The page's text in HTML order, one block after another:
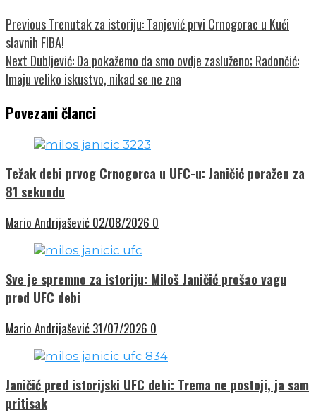
PreviousTrenutak za istoriju: Tanjević prvi Crnogorac u Kući
slavnih FIBA!
Next Dubljević: Da pokažemo da smo ovdje zasluženo; Radončić:
Imaju veliko iskustvo, nikad se ne zna
Povezani članci
Težak debi prvog Crnogorca u UFC-u: Janičić poražen za
81 sekundu
Mario Andrijašević 02/08/2026 0
Sve je spremno za istoriju: Miloš Janičić prošao vagu
pred UFC debi
Mario Andrijašević 31/07/2026 0
Janičić pred istorijski UFC debi: Trema ne postoji, ja sam
pritisak